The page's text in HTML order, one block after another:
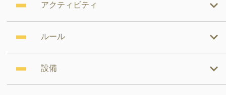
アクティビティ
ルール
設備